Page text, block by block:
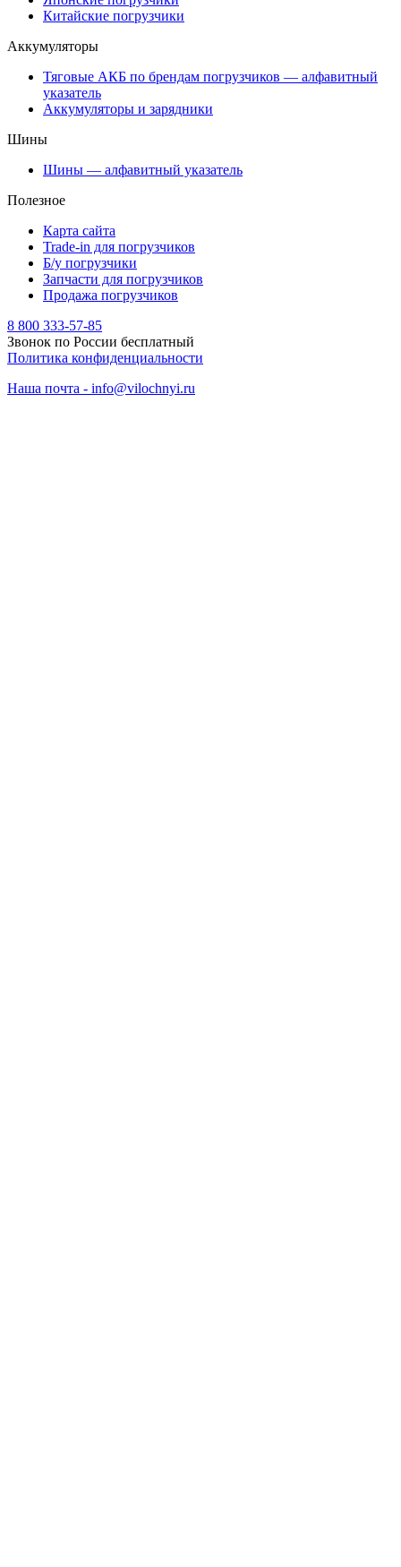
Китайские погрузчики
Аккумуляторы
Тяговые АКБ по брендам погрузчиков — алфавитный
указатель
Аккумуляторы и зарядники
Шины
Шины — алфавитный указатель
Полезное
Карта сайта
Trade-in для погрузчиков
Б/у погрузчики
Запчасти для погрузчиков
Продажа погрузчиков
8 800 333-57-85
Звонок по России бесплатный
Политика конфиденциальности
Наша почта - info@vilochnyi.ru